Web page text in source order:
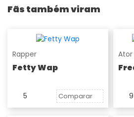
Fãs também viram
Rapper
Fetty Wap
5 Comparar
Ator
9